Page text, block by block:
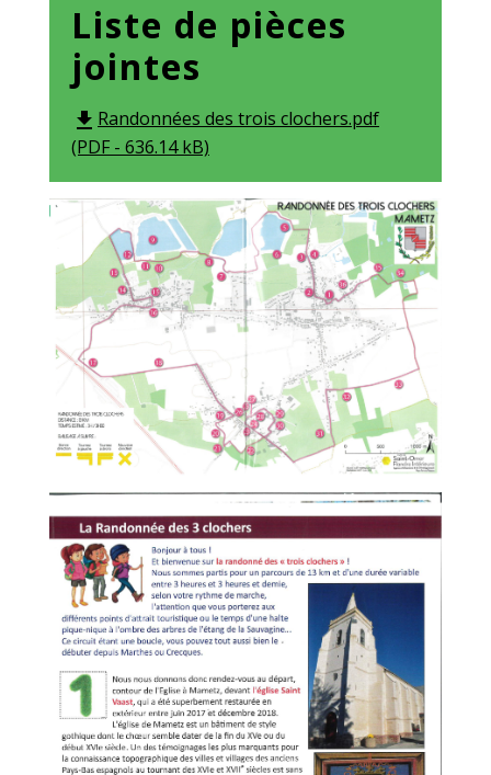
Liste de pièces
jointes
file_download Randonnées des trois clochers.pdf
(PDF - 636.14 kB)